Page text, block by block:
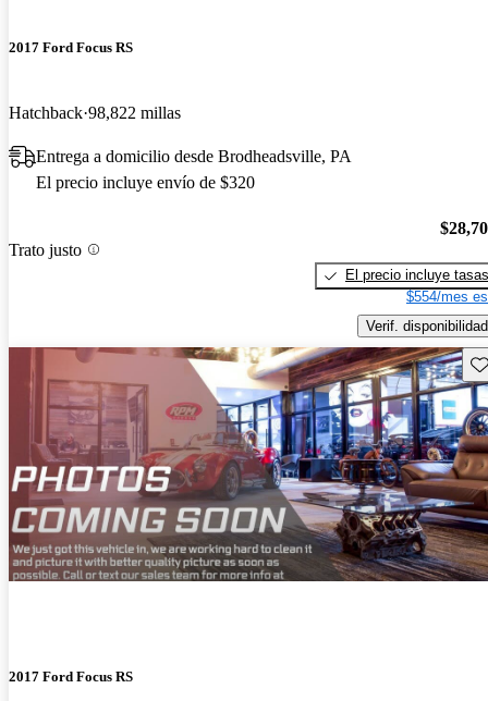
2017 Ford Focus RS
Hatchback 98,822 millas
Entrega a domicilio desde Brodheadsville, PA
El precio incluye envío de $320
Trato justo
El precio incluye tasas
$554/mes
Verif. disponibilidad
2017 Ford Focus RS